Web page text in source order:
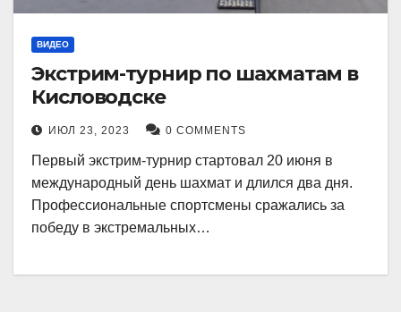
ВИДЕО
Экстрим-турнир по шахматам в
Кисловодске
ИЮЛ 23, 2023 0 COMMENTS
Первый экстрим-турнир стартовал 20 июня в
международный день шахмат и длился два дня.
Профессиональные спортсмены сражались за
победу в экстремальных…